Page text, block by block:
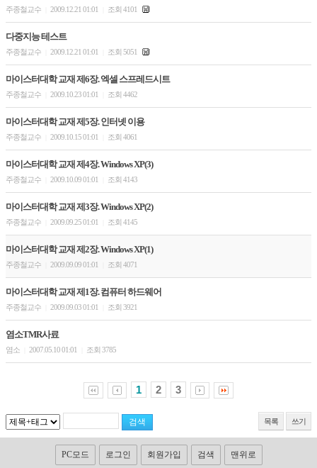
주종철교수 2009.12.21 01:01 조회 4101
다중지능 테스트
주종철교수 2009.12.21 01:01 조회 5051
마이스터대학 교재 제6장. 엑셀 스프레드시트
주종철교수 2009.10.23 01:01 조회 4462
마이스터대학 교재 제5장. 인터넷 이용
주종철교수 2009.10.15 01:01 조회 4061
마이스터대학 교재 제4장. Windows XP(3)
주종철교수 2009.10.09 01:01 조회 4143
마이스터대학 교재 제3장. Windows XP(2)
주종철교수 2009.09.25 01:01 조회 4145
마이스터대학 교재 제2장. Windows XP(1)
주종철교수 2009.09.09 01:01 조회 4071
마이스터대학 교재 제1장. 컴퓨터 하드웨어
주종철교수 2009.09.03 01:01 조회 3921
염소TMR사료
염소 2007.05.10 01:01 조회 3785
1 2 3
목록 쓰기
PC모드 로그인 회원가입 검색 맨위로